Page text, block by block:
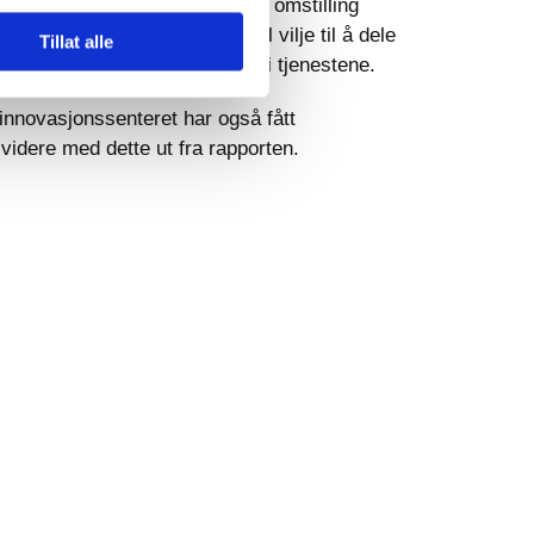
Tillat alle
på nyttige tiltak. Behovet for omstilling
i verifisert kunnskap. Reell vilje til å dele
omstillingsbehovet i tjenestene.
har også fått
med dette ut fra rapporten.